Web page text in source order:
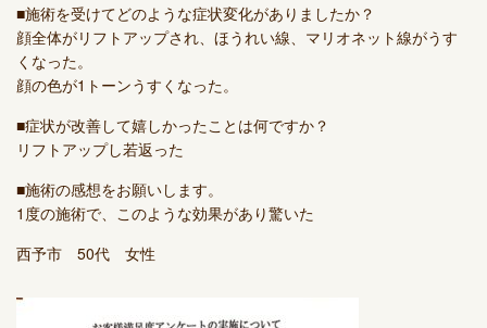
■施術を受けてどのような症状変化がありましたか？
顔全体がリフトアップされ、ほうれい線、マリオネット線がうす
くなった。
顔の色が1トーンうすくなった。
■症状が改善して嬉しかったことは何ですか？
リフトアップし若返った
■施術の感想をお願いします。
1度の施術で、このような効果があり驚いた
西予市 50代 女性